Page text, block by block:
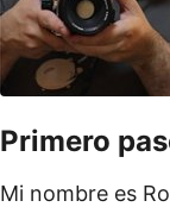
Primero
Mi nombre es